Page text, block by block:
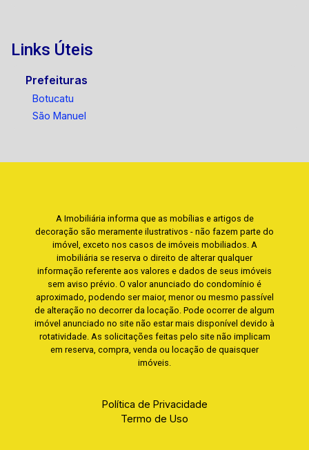
Links Úteis
Prefeituras
Botucatu
São Manuel
A Imobiliária informa que as mobílias e artigos de
decoração são meramente ilustrativos - não fazem parte do
imóvel, exceto nos casos de imóveis mobiliados. A
imobiliária se reserva o direito de alterar qualquer
informação referente aos valores e dados de seus imóveis
sem aviso prévio. O valor anunciado do condomínio é
aproximado, podendo ser maior, menor ou mesmo passível
de alteração no decorrer da locação. Pode ocorrer de algum
imóvel anunciado no site não estar mais disponível devido à
rotatividade. As solicitações feitas pelo site não implicam
em reserva, compra, venda ou locação de quaisquer
imóveis.
Política de Privacidade
Termo de Uso